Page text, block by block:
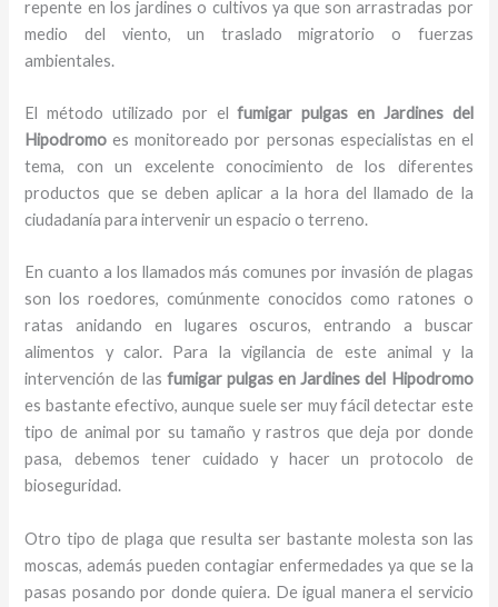
repente en los jardines o cultivos ya que son arrastradas por
medio del viento, un traslado migratorio o fuerzas
ambientales.
El método utilizado por elfumigar pulgas en Jardines del
Hipodromo es monitoreado por personas especialistas en el
tema, con un excelente conocimiento de los diferentes
productos que se deben aplicar a la hora del llamado de la
ciudadanía para intervenir un espacio o terreno.
En cuanto a los llamados más comunes por invasión de plagas
son los roedores, comúnmente conocidos como ratones o
ratas anidando en lugares oscuros, entrando a buscar
alimentos y calor. Para la vigilancia de este animal y la
intervención de las fumigar pulgas en Jardines del Hipodromo
es bastante efectivo, aunque suele ser muy fácil detectar este
tipo de animal por su tamaño y rastros que deja por donde
pasa, debemos tener cuidado y hacer un protocolo de
bioseguridad.
Otro tipo de plaga que resulta ser bastante molesta son las
moscas, además pueden contagiar enfermedades ya que se la
pasas posando por donde quiera. De igual manera el servicio